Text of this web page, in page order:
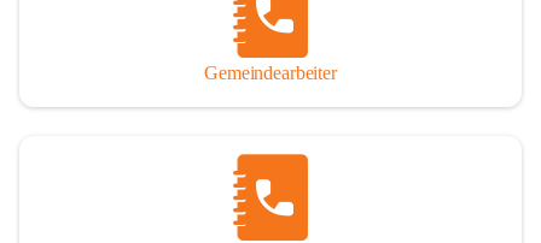
Gemeindearbeiter